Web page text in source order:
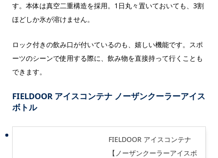
す。本体は真空二重構造を採用。1日丸々置いておいても、3割
ほどしか氷が溶けません。
ロック付きの飲み口が付いているのも、嬉しい機能です。スポ
ーツのシーンで使用する際に、飲み物を直接持って行くことも
できます。
FIELDOOR アイスコンテナ ノーザンクーラーアイス
ボトル
FIELDOOR アイスコンテナ
【ノーザンクーラーアイスボ